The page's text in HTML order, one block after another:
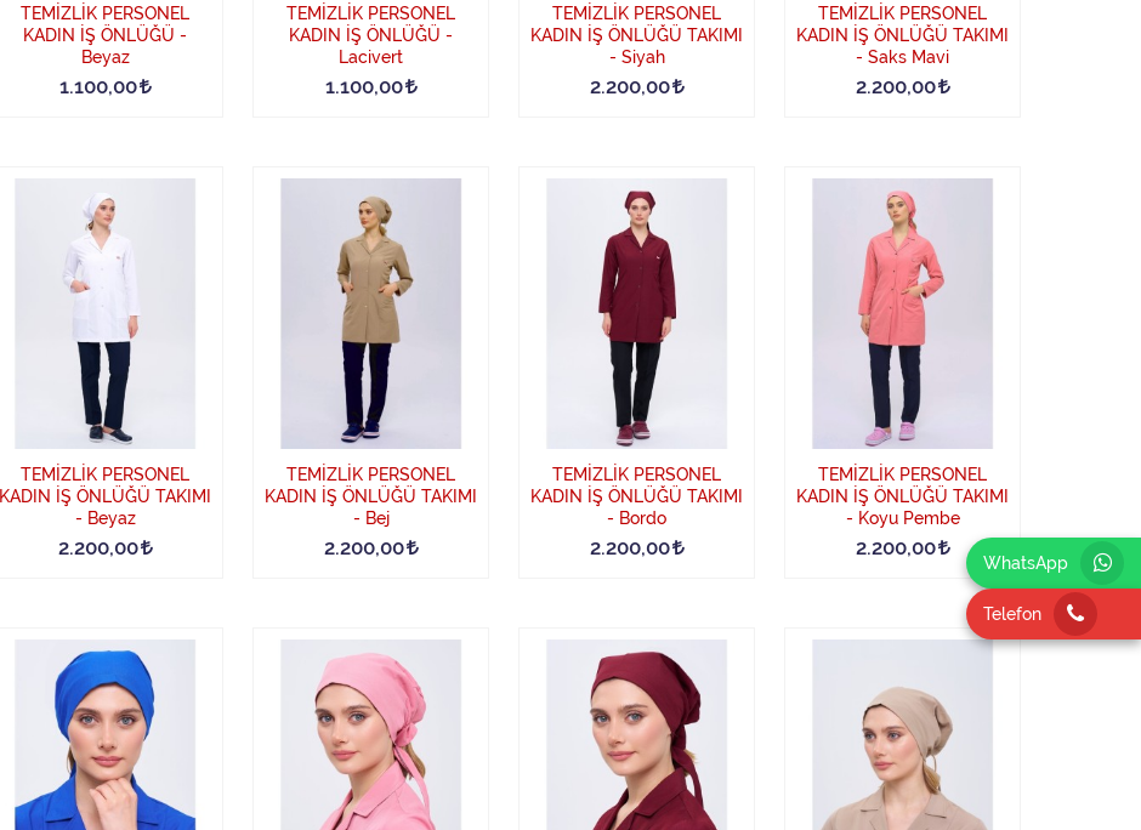
WhatsApp
Telefon
TEMİZLİK PERSONEL
KADIN İŞ ÖNLÜĞÜ -
Beyaz
1.100,00
TEMİZLİK PERSONEL
KADIN İŞ ÖNLÜĞÜ -
Lacivert
1.100,00
TEMİZLİK PERSONEL
KADIN İŞ ÖNLÜĞÜ TAKIMI
- Siyah
2.200,00
TEMİZLİK PERSONEL
KADIN İŞ ÖNLÜĞÜ TAKIMI
- Saks Mavi
2.200,00
TEMİZLİK PERSONEL
KADIN İŞ ÖNLÜĞÜ TAKIMI
- Beyaz
2.200,00
TEMİZLİK PERSONEL
KADIN İŞ ÖNLÜĞÜ TAKIMI
- Bej
2.200,00
TEMİZLİK PERSONEL
KADIN İŞ ÖNLÜĞÜ TAKIMI
- Bordo
2.200,00
TEMİZLİK PERSONEL
KADIN İŞ ÖNLÜĞÜ TAKIMI
- Koyu Pembe
2.200,00